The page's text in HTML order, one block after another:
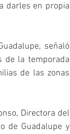
darles en propia
señaló
de la temporada
de las zonas
Directora del
de Guadalupe y